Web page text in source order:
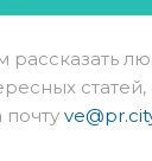
рассказать
статей,
почту